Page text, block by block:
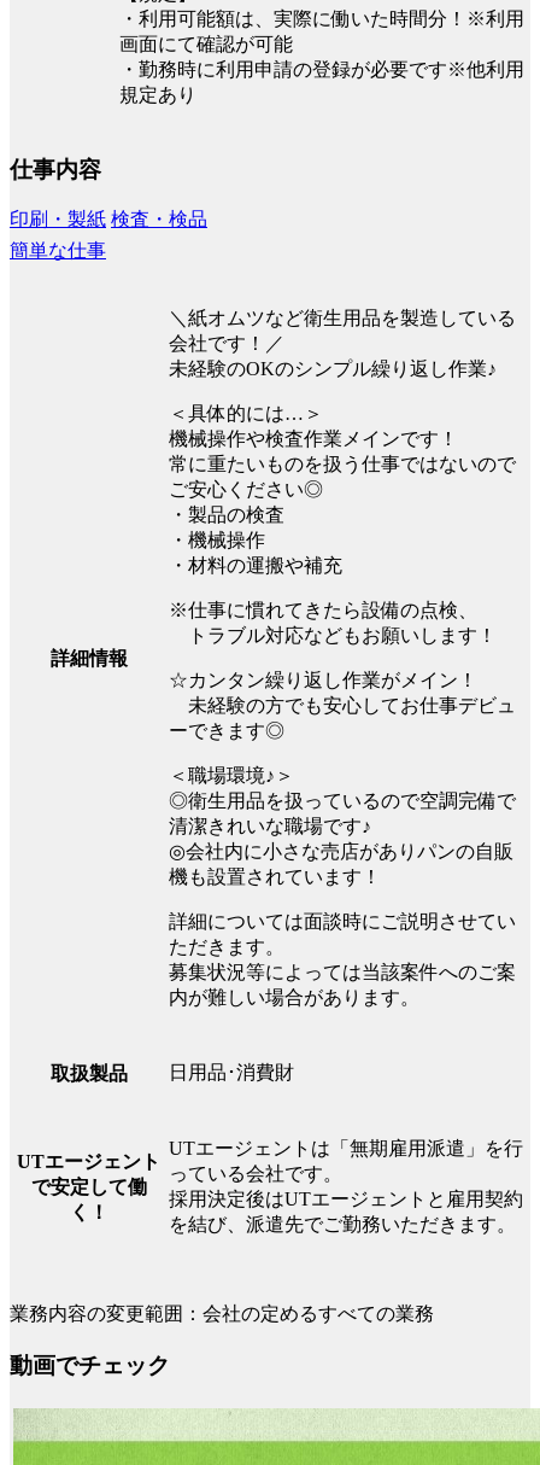
・利用可能額は、実際に働いた時間分！※利用
画面にて確認が可能
・勤務時に利用申請の登録が必要です※他利用
規定あり
仕事内容
印刷・製紙 検査・検品
簡単な仕事
詳細情報
＼紙オムツなど衛生用品を製造している
会社です！／
未経験のOKのシンプル繰り返し作業♪
＜具体的には…＞
機械操作や検査作業メインです！
常に重たいものを扱う仕事ではないので
ご安心ください◎
・製品の検査
・機械操作
・材料の運搬や補充
※仕事に慣れてきたら設備の点検、
トラブル対応などもお願いします！
☆カンタン繰り返し作業がメイン！
未経験の方でも安心してお仕事デビュ
ーできます◎
＜職場環境♪＞
◎衛生用品を扱っているので空調完備で
清潔きれいな職場です♪
◎会社内に小さな売店がありパンの自販
機も設置されています！
詳細については面談時にご説明させてい
ただきます。
募集状況等によっては当該案件へのご案
内が難しい場合があります。
取扱製品 日用品･消費財
UTエージェント
で安定して働
く！
UTエージェントは「無期雇用派遣」を行
っている会社です。
採用決定後はUTエージェントと雇用契約
を結び、派遣先でご勤務いただきます。
業務内容の変更範囲：会社の定めるすべての業務
動画でチェック